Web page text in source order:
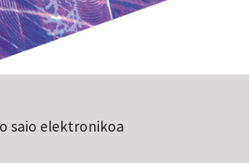
saio elektronikoa